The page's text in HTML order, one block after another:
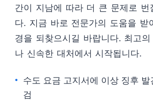
간이 지남에 따라 더 큰 문제로 번
다. 지금 바로 전문가의 도움을 받
경을 되찾으시길 바랍니다. 최고
나 신속한 대처에서 시작됩니다.
수도 요금 고지서에 이상 징후 발
검